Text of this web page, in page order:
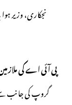
نجکاری، وزیر
پی آئی اے کی
گروپ کی جانب سے